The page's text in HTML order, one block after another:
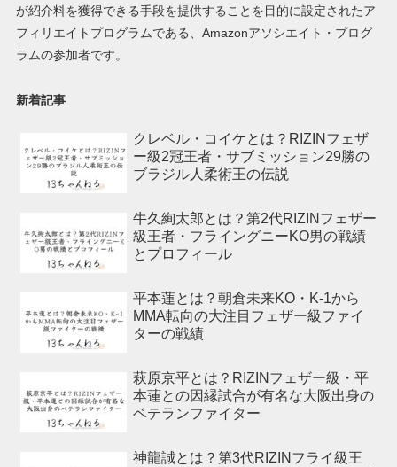
が紹介料を獲得できる手段を提供することを目的に設定されたア
フィリエイトプログラムである、Amazonアソシエイト・プログ
ラムの参加者です。
新着記事
クレベル・コイケとは？RIZINフェザ
ー級2冠王者・サブミッション29勝の
ブラジル人柔術王の伝説
牛久絢太郎とは？第2代RIZINフェザー
級王者・フライングニーKO男の戦績
とプロフィール
平本蓮とは？朝倉未来KO・K-1から
MMA転向の大注目フェザー級ファイ
ターの戦績
萩原京平とは？RIZINフェザー級・平
本蓮との因縁試合が有名な大阪出身の
ベテランファイター
神龍誠とは？第3代RIZINフライ級王